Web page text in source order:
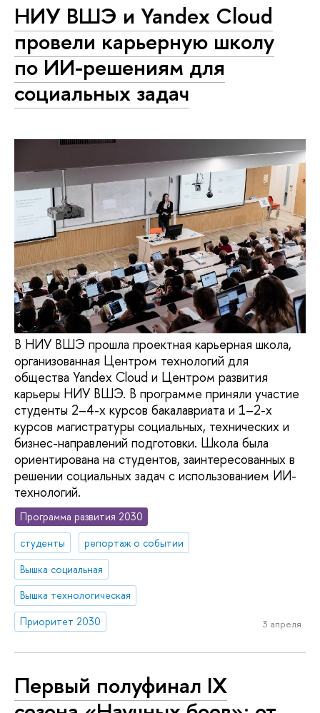
НИУ ВШЭ и Yandex Cloud
провели карьерную школу
по ИИ-решениям для
социальных задач
В НИУ ВШЭ прошла проектная карьерная школа,
организованная Центром технологий для
общества Yandex Cloud и Центром развития
карьеры НИУ ВШЭ. В программе приняли участие
студенты 2–4-х курсов бакалавриата и 1–2-х
курсов магистратуры социальных, технических и
бизнес-направлений подготовки. Школа была
ориентирована на студентов, заинтересованных в
решении социальных задач с использованием ИИ-
технологий.
Программа развития 2030
студенты
репортаж о событии
Вышка социальная
Вышка технологическая
Приоритет 2030
3 апреля
Первый полуфинал IX